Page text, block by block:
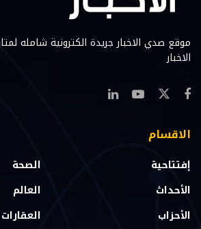
موقع صدي الاخبار جريدة الكترونية شامله
الاخبار
الاقسام
إفتتاحية
الأحداث
الأحزاب
الصحة
العالم
العقارات